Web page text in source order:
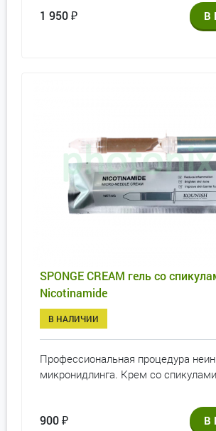
1 950 ₽
SPONGE CREAM гель со
Nicotinamide
В НАЛИЧИИ
Профессиональная процедура
микронидлинга. Крем со спикулами
900 ₽